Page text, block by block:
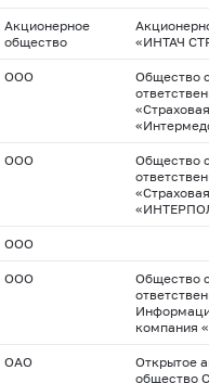
Акционерное
общество
«ИНТАЧ
ООО
Общество
ООО
Общество
ООО
ООО
Общество
компания
ОАО
Открытое
общество